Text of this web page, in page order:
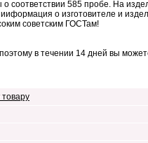
соответствии 585 пробе. На
ииформация о изготовителе и
советским ГОСТам!
в течении 14 дней вы